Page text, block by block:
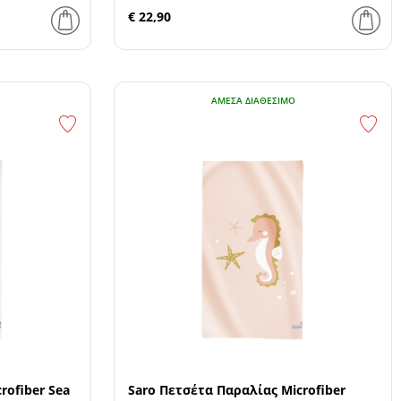
€ 22,90
Sea
ΆΜΕΣΑ ΔΙΑΘΈΣΙΜΟ
Saro Πετσέτα Παραλίας Microfiber